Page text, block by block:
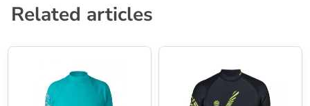
Related articles